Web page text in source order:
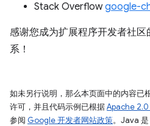
Stack Overflowgoogle-
感谢您成为扩展程序开发者社
系！
如未另行说明，那么本页面中的内容已
许可，并且代码示例已根据Apache 2.0
参阅 Google 开发者网站政策。Java